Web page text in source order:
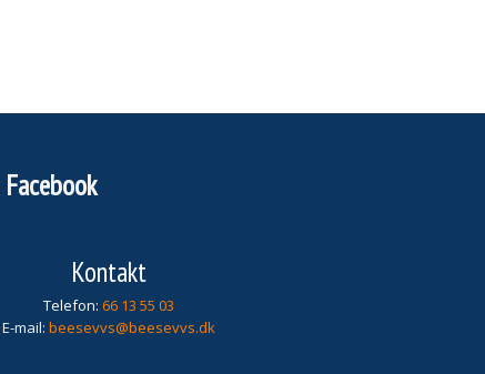
Facebook
Kontakt
Telefon: 66 13 55 03​​​
E-mail:beesevvs@beesevvs.dk